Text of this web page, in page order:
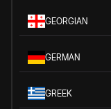
GEORGIAN
GERMAN
GREEK